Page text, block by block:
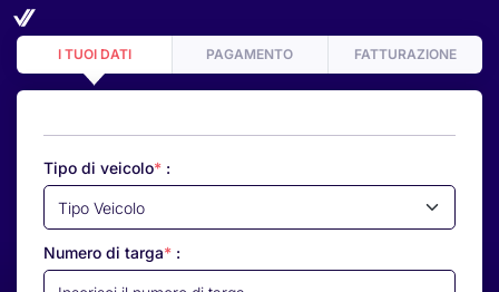
I TUOI DATI PAGAMENTO FATTURAZIONE
Tipo di veicolo* :
Numero di targa* :